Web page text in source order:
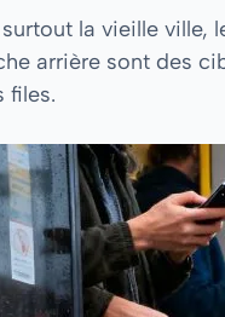
la vieille ville,
arrière sont des
files.